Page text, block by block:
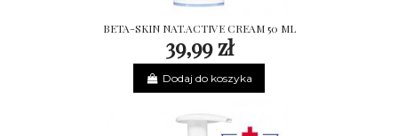
BETA-SKIN NAT.ACTIVE CREAM 50 ML
39,99 zł
Dodaj do koszyka